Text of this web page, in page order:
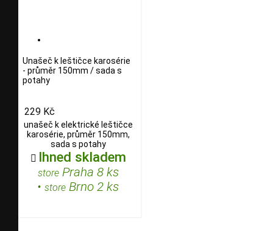
Unašeč k leštičce karosérie
- průměr 150mm / sada s
potahy
229 Kč
unašeč k elektrické leštičce
karosérie, průměr 150mm,
sada s potahy
 Ihned skladem
storePraha 8 ks
• store Brno 2 ks